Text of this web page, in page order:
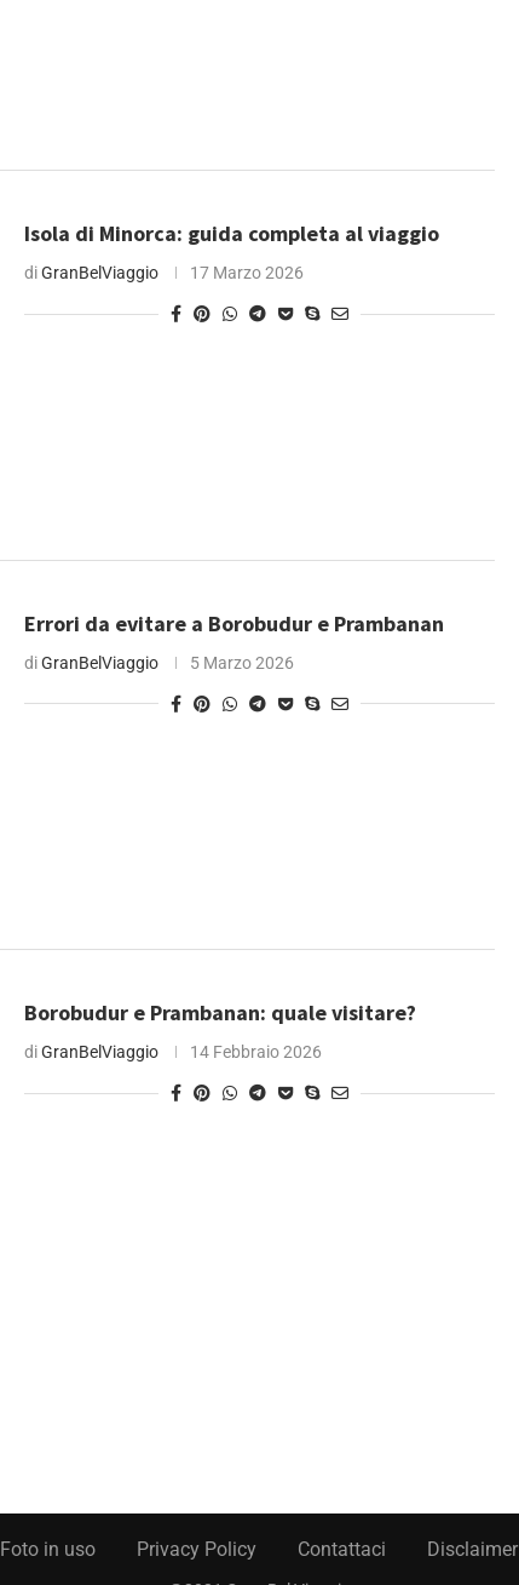
Isola di Minorca: guida completa al viaggio
diGranBelViaggio 17 Marzo 2026
Errori da evitare a Borobudur e Prambanan
diGranBelViaggio 5 Marzo 2026
Borobudur e Prambanan: quale visitare?
diGranBelViaggio 14 Febbraio 2026
Foto in uso Privacy Policy Contattaci Disclaimer